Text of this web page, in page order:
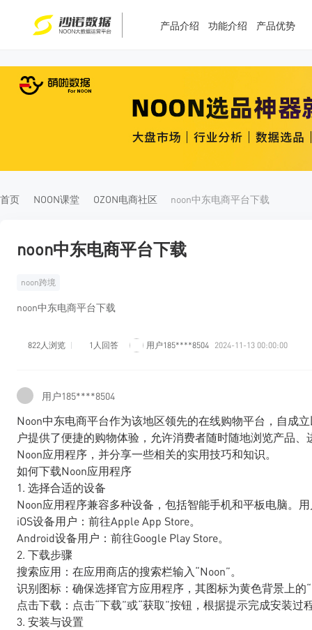
产品介绍 功能介绍 产品优势
首页 NOON课堂 OZON电商社区 noon中东电商平台下载
noon中东电商平台下载
noon跨境
noon中东电商平台下载
822人浏览 1人回答 用户185****8504 2024-11-13 00:00:00
用户185****8504
Noon中东电商平台作为该地区领先的在线购物平台，自成
户提供了便捷的购物体验，允许消费者随时随地浏览产品
Noon应用程序，并分享一些相关的实用技巧和知识。
如何下载Noon应用程序
1. 选择合适的设备
Noon应用程序兼容多种设备，包括智能手机和平板电脑。
iOS设备用户：前往Apple App Store。
Android设备用户：前往Google Play Store。
2. 下载步骤
搜索应用：在应用商店的搜索栏输入“Noon”。
识别图标：确保选择官方应用程序，其图标为黄色背景上的
点击下载：点击“下载”或“获取”按钮，根据提示完成安装过
3. 安装与设置